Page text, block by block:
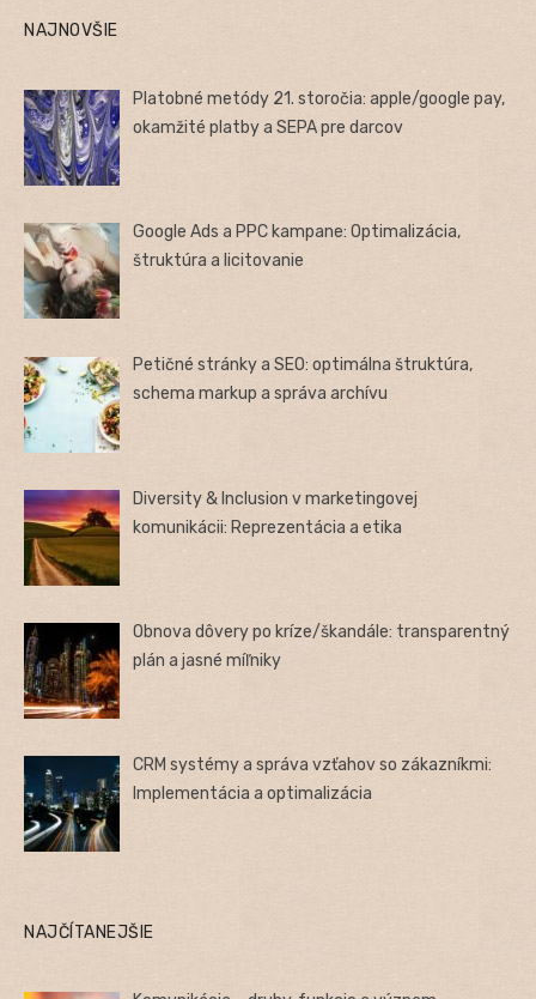
NAJNOVŠIE
Platobné metódy 21. storočia: apple/google pay,
okamžité platby a SEPA pre darcov
Google Ads a PPC kampane: Optimalizácia,
štruktúra a licitovanie
Petičné stránky a SEO: optimálna štruktúra,
schema markup a správa archívu
Diversity & Inclusion v marketingovej
komunikácii: Reprezentácia a etika
Obnova dôvery po kríze/škandále: transparentný
plán a jasné míľniky
CRM systémy a správa vzťahov so zákazníkmi:
Implementácia a optimalizácia
NAJČÍTANEJŠIE